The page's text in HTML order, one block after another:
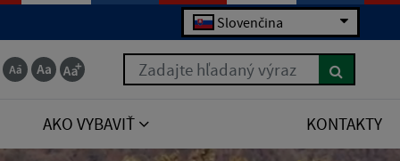
Slovenčina
Zadajte hľadaný výraz
AKO VYBAVIŤ KONTAKTY